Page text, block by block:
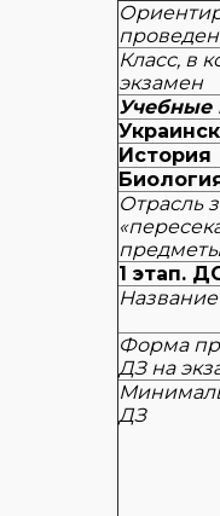
Класс, в
экзамен
Учебные
История
Отрасль
1 этап.
Форма
ДЗ на
ДЗ